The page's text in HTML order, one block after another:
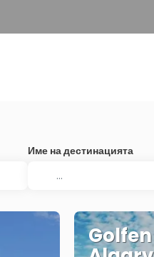
Име на дестинацията